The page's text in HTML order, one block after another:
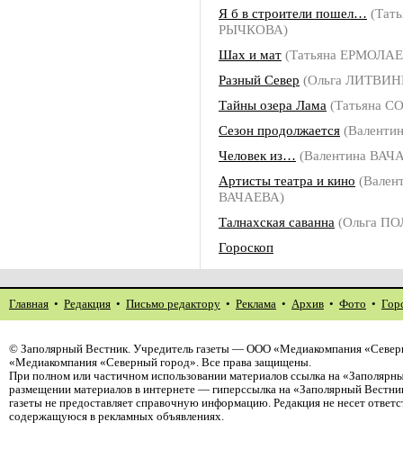
Я б в строители пошел…
РЫЧКОВА)
Шах и мат (Татьяна
Разный Север (Ольга
Тайны озера Лама (Татьяна
Сезон продолжается
Человек из… (Валентина
Артисты театра и кино
ВАЧАЕВА)
Талнахская саванна (Ольга
Гороскоп
Главная • Редакция • Письмо редактору • Реклама • Архив • Фото •
© Заполярный Вестник. Учредитель газеты — ООО «Медиакомпания
«Медиакомпания «Северный город». Все права защищены.
При полном или частичном использовании материалов ссылка на
размещении материалов в интернете — гиперссылка на «Заполярный
газеты не предоставляет справочную информацию. Редакция не несет
содержащуюся в рекламных объявлениях.